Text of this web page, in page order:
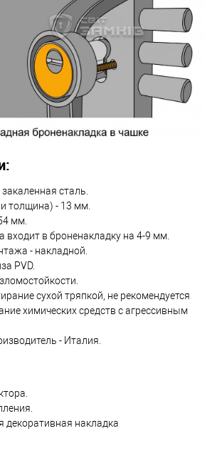
сталь.
толщина) - 13 мм.
мм.
входит в броненакладку на 4-9 мм.
- накладной.
PVD.
сухой тряпкой, не рекомендуется
химических средств с агрессивным
- Италия.
декоративная накладка